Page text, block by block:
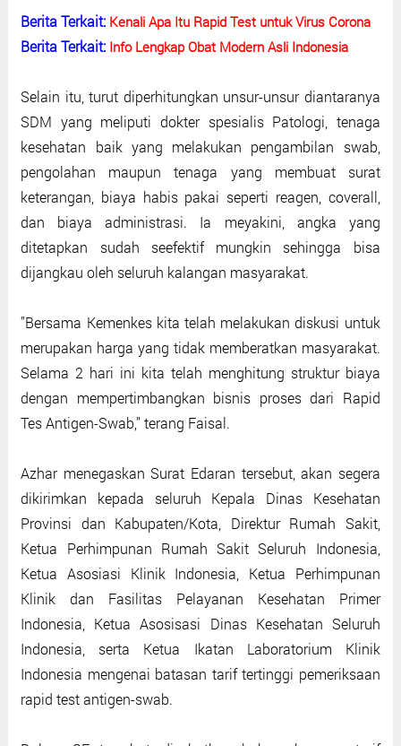
Berita Terkait: Kenali Apa Itu Rapid Test untuk Virus Corona
Berita Terkait: Info Lengkap Obat Modern Asli Indonesia
Selain itu, turut diperhitungkan unsur-unsur diantaranya
SDM yang meliputi dokter spesialis Patologi, tenaga
kesehatan baik yang melakukan pengambilan swab,
pengolahan maupun tenaga yang membuat surat
keterangan, biaya habis pakai seperti reagen, coverall,
dan biaya administrasi. Ia meyakini, angka yang
ditetapkan sudah seefektif mungkin sehingga bisa
dijangkau oleh seluruh kalangan masyarakat.
’’Bersama Kemenkes kita telah melakukan diskusi untuk
merupakan harga yang tidak memberatkan masyarakat.
Selama 2 hari ini kita telah menghitung struktur biaya
dengan mempertimbangkan bisnis proses dari Rapid
Tes Antigen-Swab,’’ terang Faisal.
Azhar menegaskan Surat Edaran tersebut, akan segera
dikirimkan kepada seluruh Kepala Dinas Kesehatan
Provinsi dan Kabupaten/Kota, Direktur Rumah Sakit,
Ketua Perhimpunan Rumah Sakit Seluruh Indonesia,
Ketua Asosiasi Klinik Indonesia, Ketua Perhimpunan
Klinik dan Fasilitas Pelayanan Kesehatan Primer
Indonesia, Ketua Asosisasi Dinas Kesehatan Seluruh
Indonesia, serta Ketua Ikatan Laboratorium Klinik
Indonesia mengenai batasan tarif tertinggi pemeriksaan
rapid test antigen-swab.